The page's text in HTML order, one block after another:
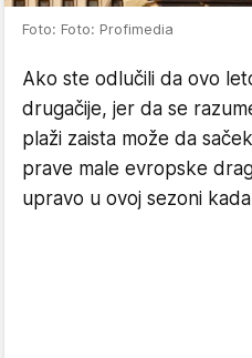
Foto: Foto: Profimedia
Ako ste odlučili da ovo
drugačije, jer da se
plaži zaista može da
prave male evropske
upravo u ovoj sezoni